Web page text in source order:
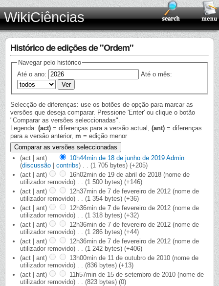
WikiCiências
Histórico de edições de "Ordem"
Navegar pelo histórico
Até o ano:
Até o mês:
Selecção de diferenças: use os botões de opção para marcar as
versões que deseja comparar. Pressione 'Enter' ou clique o botão
"Comparar as versões seleccionadas".
Legenda: (act) = diferenças para a versão actual, (ant) = diferenças
para a versão anterior, m = edição menor
(act | ant) 10h44min de 18 de junho de 2019 Admin
(discussão | contribs) (1 705 bytes) (+205)
(act | ant)
16h02min de 19 de abril de 2018 (nome de
utilizador removido)
(1 500 bytes) (+146)
(act | ant)
12h37min de 7 de fevereiro de 2012 (nome de
utilizador removido)
(1 354 bytes) (+36)
(act | ant)
12h36min de 7 de fevereiro de 2012 (nome de
utilizador removido)
(1 318 bytes) (+32)
(act | ant)
12h36min de 7 de fevereiro de 2012 (nome de
utilizador removido)
(1 286 bytes) (+44)
(act | ant)
12h36min de 7 de fevereiro de 2012 (nome de
utilizador removido)
(1 242 bytes) (+406)
(act | ant)
13h00min de 11 de outubro de 2010 (nome de
utilizador removido)
(836 bytes) (+13)
(act | ant)
11h57min de 15 de setembro de 2010 (nome de
utilizador removido)
(823 bytes) (0)